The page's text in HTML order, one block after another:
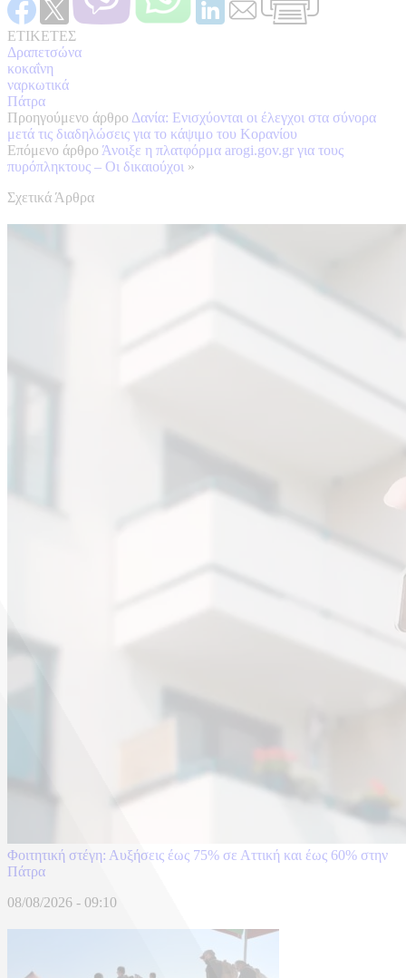
ΕΤΙΚΕΤΕΣ
Δραπετσώνα
κοκαΐνη
ναρκωτικά
Πάτρα
Προηγούμενο άρθρο Δανία: Ενισχύονται οι έλεγχοι στα σύνορα
μετά τις διαδηλώσεις για το κάψιμο του Κορανίου
Επόμενο άρθρο Άνοιξε η πλατφόρμα arogi.gov.gr για τους
πυρόπληκτους – Οι δικαιούχοι »
Σχετικά Άρθρα
Φοιτητική στέγη: Αυξήσεις έως 75% σε Αττική και έως 60% στην
Πάτρα
08/08/2026 - 09:10